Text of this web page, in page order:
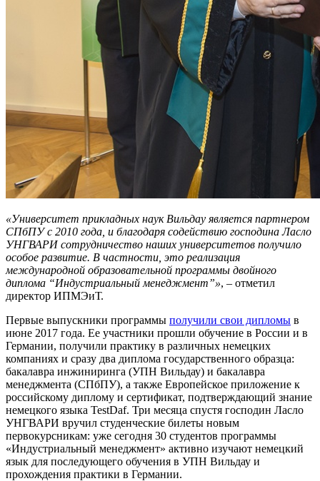
«Университет прикладных наук Вильдау является партнером
СПбПУ с 2010 года, и благодаря содействию господина Ласло
УНГВАРИ сотрудничество наших университетов получило
особое развитие. В частности, это реализация
международной образовательной программы двойного
диплома “Индустриальный менеджмент”», – отметил
директор ИПМЭиТ.
Первые выпускники программы получили свои дипломы в
июне 2017 года. Ее участники прошли обучение в России и в
Германии, получили практику в различных немецких
компаниях и сразу два диплома государственного образца:
бакалавра инжиниринга (УПН Вильдау) и бакалавра
менеджмента (СПбПУ), а также Европейское приложение к
российскому диплому и сертификат, подтверждающий знание
немецкого языка TestDaf. Три месяца спустя господин Ласло
УНГВАРИ вручил студенческие билеты новым
первокурсникам: уже сегодня 30 студентов программы
«Индустриальный менеджмент» активно изучают немецкий
язык для последующего обучения в УПН Вильдау и
прохождения практики в Германии.